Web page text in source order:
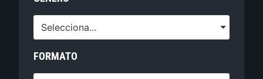
Selecciona...
FORMATO